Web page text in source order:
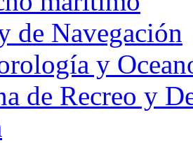
de Navegación
y
de Recreo y